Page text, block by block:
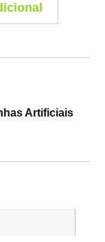
Artificiais